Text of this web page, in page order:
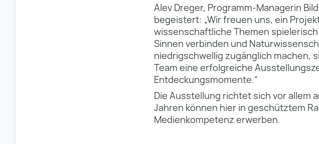
Alev Dreger, Programm-Managerin
begeistert: „Wir freuen uns, ein
wissenschaftliche Themen
Sinnen verbinden und
niedrigschwellig zugänglich machen,
Team eine erfolgreiche
Entdeckungsmomente.“
Die Ausstellung richtet sich vor allem
Jahren können hier in geschütztem
Medienkompetenz erwerben.